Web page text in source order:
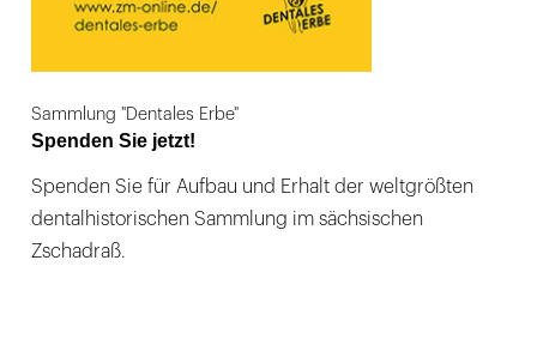
Sammlung "Dentales Erbe"
Spenden Sie jetzt!
Spenden Sie für Aufbau und Erhalt der weltgrößten
dentalhistorischen Sammlung im sächsischen
Zschadraß.